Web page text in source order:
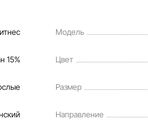
Модель
15% Цвет
Размер
Направление